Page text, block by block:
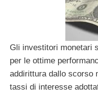
Gli investitori monetari
per le ottime
addirittura dallo scorso
tassi di interesse